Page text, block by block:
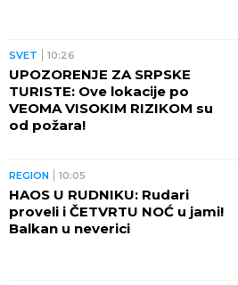
SVET 10:26
UPOZORENJE ZA SRPSKE
TURISTE: Ove lokacije po
VEOMA VISOKIM RIZIKOM su
od požara!
REGION 10:05
HAOS U RUDNIKU: Rudari
proveli i ČETVRTU NOĆ u jami!
Balkan u neverici